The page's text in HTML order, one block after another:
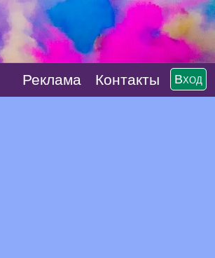
Реклaма Контакты Вход